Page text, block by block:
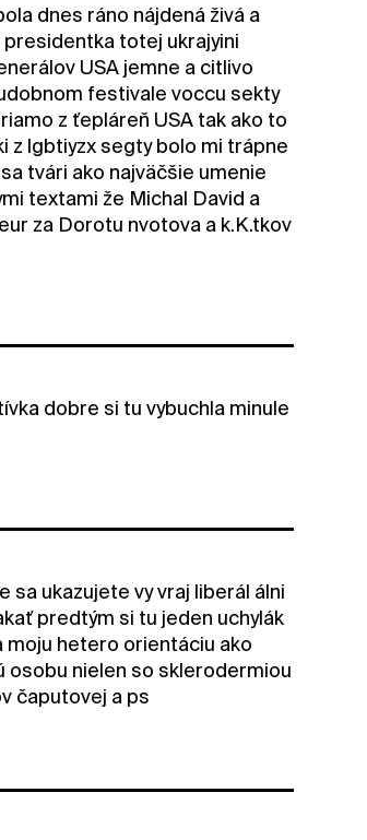
dnes ráno nájdená živá a
presidentka totej ukrajyini
USA jemne a citlivo
festivale voccu sekty
z ťepláreň USA tak ako to
z lgbtiyzx segty bolo mi trápne
tvári ako najväčšie umenie
textami že Michal David a
za Dorotu nvotova a k.K.tkov
dobre si tu vybuchla minule
sa ukazujete vy vraj liberál álni
predtým si tu jeden uchylák
moju hetero orientáciu ako
osobu nielen so sklerodermiou
čaputovej a ps